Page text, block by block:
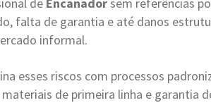
falta de garantia e até danos
informal.
esses riscos com processos
de primeira linha e garantia